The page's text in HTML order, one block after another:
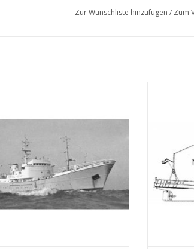
Zur Wunschliste hinzufügen / Zum
ZUM WARENKORB HINZUFÜGEN
ZUM